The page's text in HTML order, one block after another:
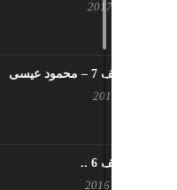
يوم مختلف 7 – محمود عيسى
يوم مختلف 6 ..